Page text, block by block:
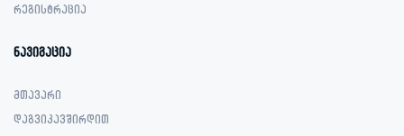
რეგისტრაცია
ნავიგაცია
მთავარი
დაგვიკავშირდით